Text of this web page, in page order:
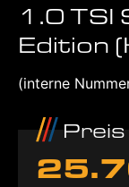
1.0 TSI
Edition
(interne
Preis